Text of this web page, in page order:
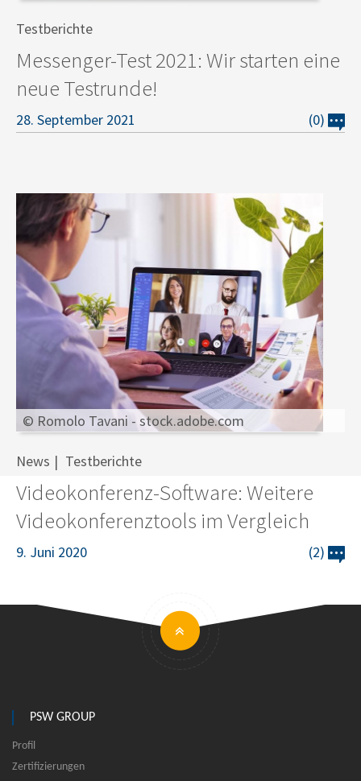
Testberichte
Messenger-Test 2021: Wir starten eine
neue Testrunde!
28. September 2021 (0)
© Romolo Tavani - stock.adobe.com
News Testberichte
Videokonferenz-Software: Weitere
Videokonferenztools im Vergleich
9. Juni 2020 (2)